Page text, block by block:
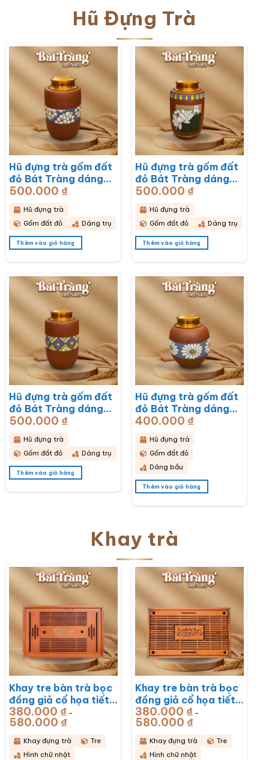
Hũ Đựng Trà
Hũ đựng trà gốm đất
đỏ Bát Tràng dáng
trụ hoạ tiết hoa mai
trắng BT-HĐT13
500.000 ₫
Hũ đựng trà
Gốm đất đỏ
Dáng trụ
Thêm vào giỏ hàng
Hũ đựng trà gốm đất
đỏ Bát Tràng dáng
trụ hoạ tiết hoa sen
BT-HĐT12
500.000 ₫
Hũ đựng trà
Gốm đất đỏ
Dáng trụ
Thêm vào giỏ hàng
Hũ đựng trà gốm đất
đỏ Bát Tràng dáng
bầu hoạ tiết thổ cẩm
BT-HĐT11
500.000 ₫
Hũ đựng trà
Gốm đất đỏ
Dáng trụ
Thêm vào giỏ hàng
Hũ đựng trà gốm đất
đỏ Bát Tràng dáng
bầu hoạ tiết hoa cúc
hoạ mi trắng BT-
HĐT10
400.000 ₫
Hũ đựng trà
Gốm đất đỏ
Dáng bầu
Thêm vào giỏ hàng
Khay trà
Khay tre bàn trà bọc
đồng giả cổ họa tiết
Rồng Phú Quý
51x33x6cm BT-
KDT17
380.000 ₫ –
580.000 ₫Khoảng
giá:
từ
380.000 ₫
đến
580.000 ₫
Khay đựng trà
Tre
Hình chữ nhật
Khay tre bàn trà bọc
đồng giả cổ họa tiết
Mã Đáo Thành Công
43x28x6cm BT-
KDT16
380.000 ₫ –
580.000 ₫Khoảng
giá:
từ
380.000 ₫
đến
580.000 ₫
Khay đựng trà
Tre
Hình chữ nhật